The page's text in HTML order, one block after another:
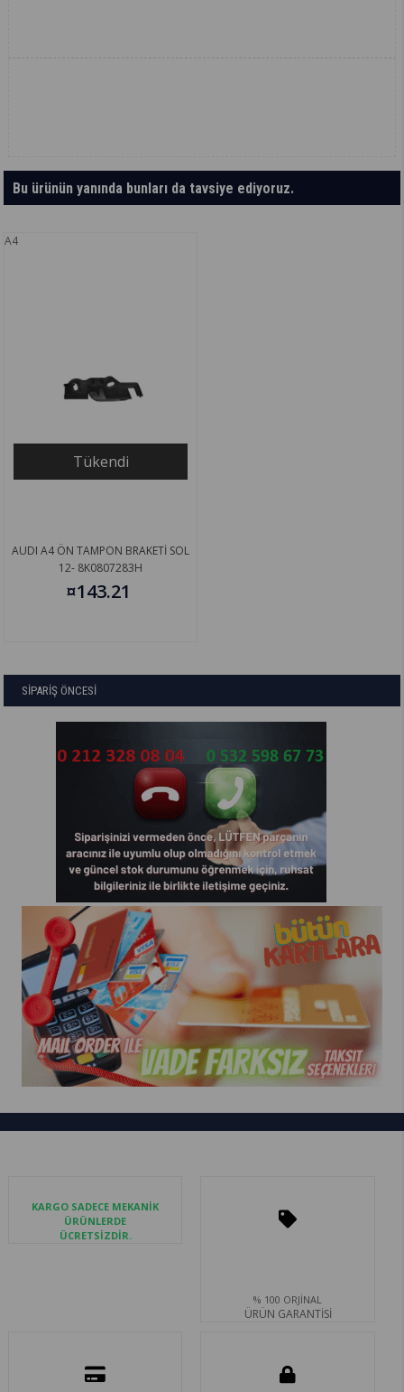
Bu ürünün yanında bunları da tavsiye ediyoruz.
A4
Tükendi
AUDI A4 ÖN TAMPON BRAKETİ SOL
12- 8K0807283H
¤143.21
SİPARİŞ ÖNCESİ
KARGO SADECE MEKANİK
ÜRÜNLERDE
ÜCRETSİZDİR.
% 100 ORJİNAL
ÜRÜN GARANTİSİ